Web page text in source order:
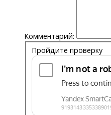
Комментарий:
Пройдите проверку